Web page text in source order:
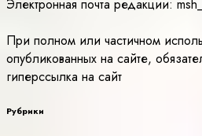
Электронная почта редакции:
При полном или частичном
опубликованных на сайте,
гиперссылка на сайт
Рубрики